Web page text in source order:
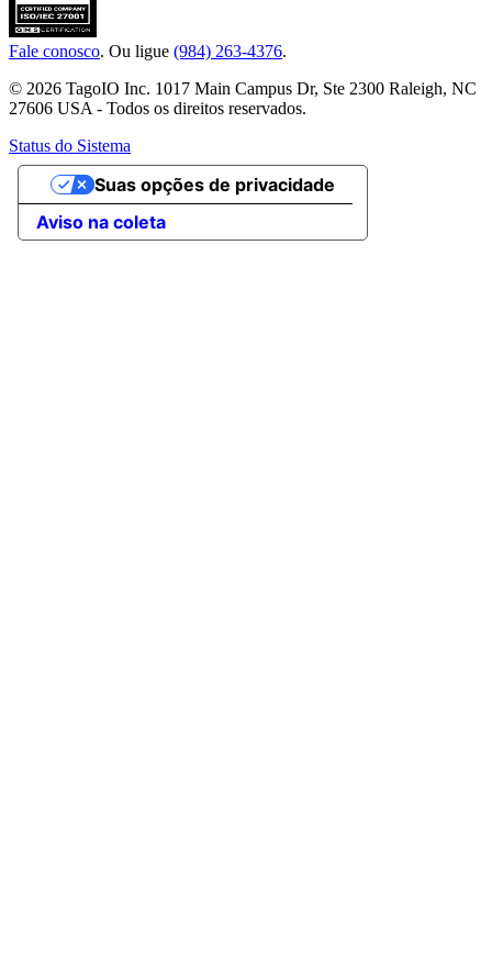
Fale conosco. Ou ligue (984) 263-4376.
© 2026 TagoIO Inc. 1017 Main Campus Dr, Ste 2300 Raleigh, NC
27606 USA - Todos os direitos reservados.
Status do Sistema
Aviso na coleta
Suas opções de privacidade